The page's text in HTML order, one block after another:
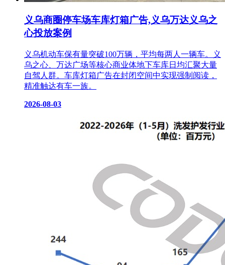
义乌商圈停车场车库灯箱广告,义乌万达义乌之
心投放案例
义乌机动车保有量突破100万辆，平均每两人一辆车。义
乌之心、万达广场等核心商业体地下车库日均汇聚大量
自驾人群。车库灯箱广告在封闭空间中实现强制阅读，
精准触达有车一族。
2026-08-03